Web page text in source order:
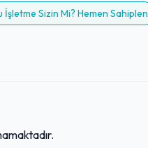
İşletme Sizin Mi? Hemen Sahiplen